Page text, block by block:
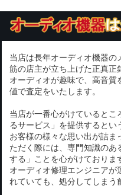
当店は長年オーディオ機器
筋の店主が立ち上げた正真正
オーディオが趣味で、高音質
値で査定をいたします。
当店が一番心がけているとこ
るサービス」を提供するとい
お客様の様々な思い出が詰
ただく際には、専門知識のあ
する」ことを心がけておりま
オーディオ修理エンジニア
れていても、処分してしまう